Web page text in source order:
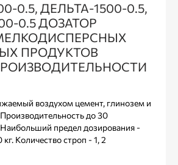
0.5, ДЕЛЬТА-1500-0.5,
0.5 ДОЗАТОР
ПРОДУКТОВ
воздухом цемент, глинозем и
до 30
предел дозирования -
Количество строп - 1, 2